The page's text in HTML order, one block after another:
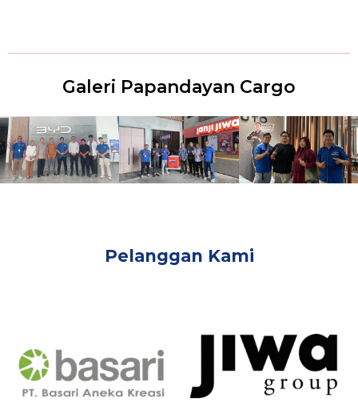
Galeri Papandayan Cargo
Pelanggan Kami